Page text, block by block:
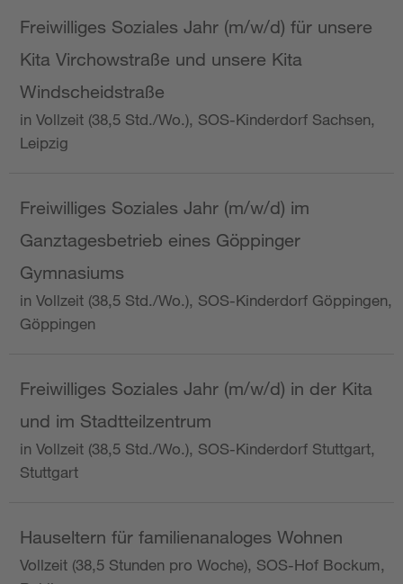
Freiwilliges Soziales Jahr (m/w/d) für unsere
Kita Virchowstraße und unsere Kita
Windscheidstraße
in Vollzeit (38,5 Std./Wo.), SOS-Kinderdorf Sachsen,
Leipzig
Freiwilliges Soziales Jahr (m/w/d) im
Ganztagesbetrieb eines Göppinger
Gymnasiums
in Vollzeit (38,5 Std./Wo.), SOS-Kinderdorf Göppingen,
Göppingen
Freiwilliges Soziales Jahr (m/w/d) in der Kita
und im Stadtteilzentrum
in Vollzeit (38,5 Std./Wo.), SOS-Kinderdorf Stuttgart,
Stuttgart
Hauseltern für familienanaloges Wohnen
Vollzeit (38,5 Stunden pro Woche), SOS-Hof Bockum,